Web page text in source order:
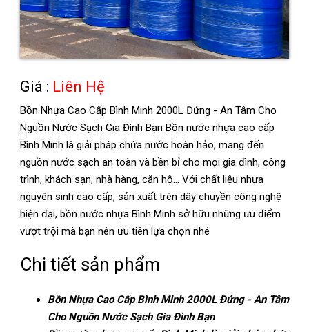
Giá : Liên Hệ
Bồn Nhựa Cao Cấp Bình Minh 2000L Đứng - An Tâm Cho
Nguồn Nước Sạch Gia Đình Bạn Bồn nước nhựa cao cấp
Bình Minh là giải pháp chứa nước hoàn hảo, mang đến
nguồn nước sạch an toàn và bền bỉ cho mọi gia đình, công
trình, khách sạn, nhà hàng, căn hộ... Với chất liệu nhựa
nguyên sinh cao cấp, sản xuất trên dây chuyền công nghệ
hiện đại, bồn nước nhựa Bình Minh sở hữu những ưu điểm
vượt trội mà bạn nên ưu tiên lựa chọn nhé
Chi tiết sản phẩm
Bồn Nhựa Cao Cấp Bình Minh 2000L Đứng - An Tâm
Cho Nguồn Nước Sạch Gia Đình Bạn